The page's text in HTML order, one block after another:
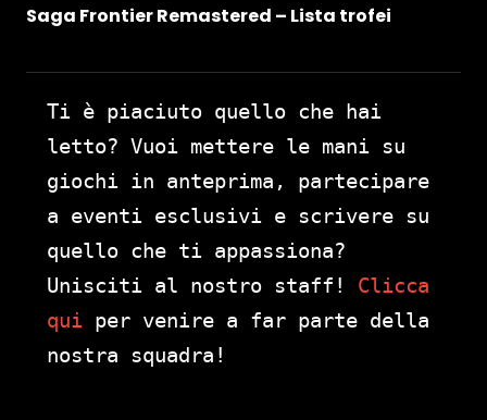
Saga Frontier Remastered – Lista trofei
Ti è piaciuto quello che hai
letto? Vuoi mettere le mani su
giochi in anteprima, partecipare
a eventi esclusivi e scrivere su
quello che ti appassiona?
Unisciti al nostro staff! Clicca
qui per venire a far parte della
nostra squadra!